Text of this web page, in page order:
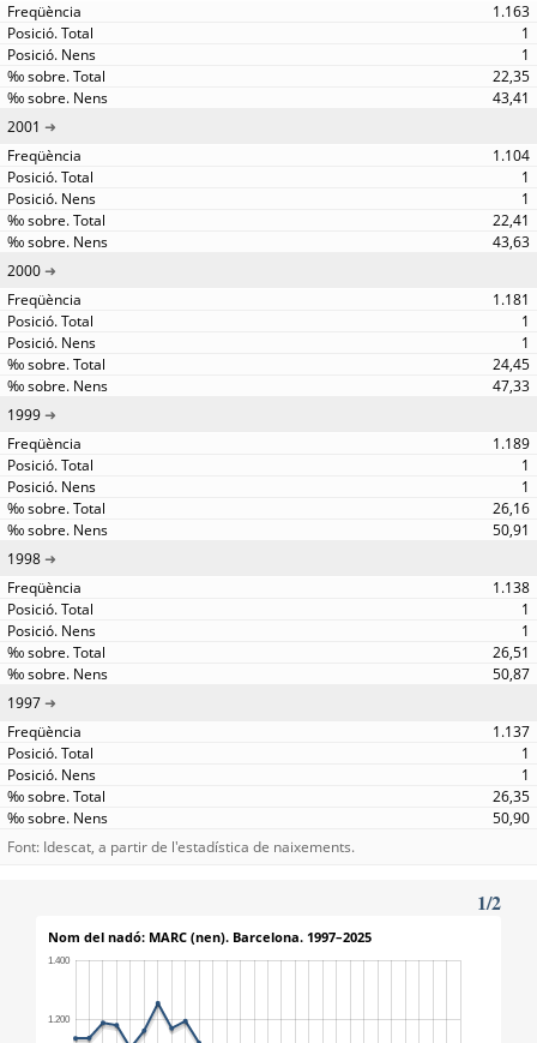
1.163
1
1
22,35
43,41
2001
1.104
1
1
22,41
43,63
2000
1.181
1
1
24,45
47,33
1999
1.189
1
1
26,16
50,91
1998
1.138
1
1
26,51
50,87
1997
1.137
1
1
26,35
50,90
Font: Idescat, a partir de l'estadística de naixements.